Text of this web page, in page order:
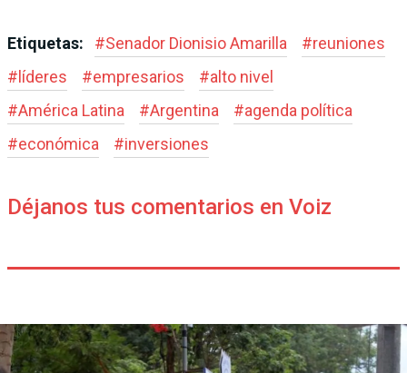
Etiquetas: #Senador Dionisio Amarilla #reuniones
# líderes #empresarios #alto nivel
#América Latina #Argentina #agenda política
#económica #inversiones
Déjanos tus comentarios en Voiz